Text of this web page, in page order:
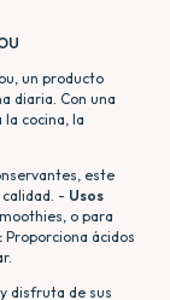
un producto
diaria. Con una
cocina, la
este
- Usos
o para
Proporciona ácidos
disfruta de sus